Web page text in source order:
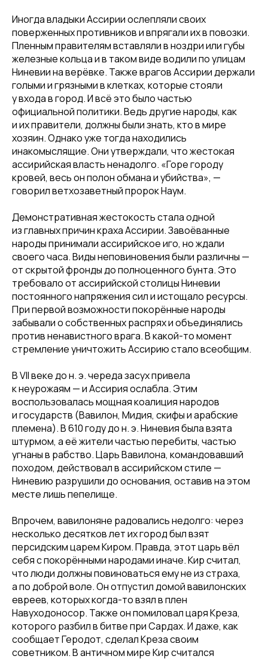
Иногда владыки Ассирии ослепляли своих
поверженных противников и впрягали их в повозки.
Пленным правителям вставляли в ноздри или губы
железные кольца и в таком виде водили по улицам
Ниневии на верёвке. Также врагов Ассирии держали
голыми и грязными в клетках, которые стояли
у входа в город. И всё это было частью
официальной политики. Ведь другие народы, как
и их правители, должны были знать, кто в мире
хозяин. Однако уже тогда находились
инакомыслящие. Они утверждали, что жестокая
ассирийская власть ненадолго. «Горе городу
кровей, весь он полон обмана и убийства», —
говорил ветхозаветный пророк Наум.
Демонстративная жестокость стала одной
из главных причин краха Ассирии. Завоёванные
народы принимали ассирийское иго, но ждали
своего часа. Виды неповиновения были различны —
от скрытой фронды до полноценного бунта. Это
требовало от ассирийской столицы Ниневии
постоянного напряжения сил и истощало ресурсы.
При первой возможности покорённые народы
забывали о собственных распрях и объединялись
против ненавистного врага. В какой-то момент
стремление уничтожить Ассирию стало всеобщим.
В VII веке до н. э. череда засух привела
к неурожаям — и Ассирия ослабла. Этим
воспользовалась мощная коалиция народов
и государств (Вавилон, Мидия, скифы и арабские
племена). В 610 году до н. э. Ниневия была взята
штурмом, а её жители частью перебиты, частью
угнаны в рабство. Царь Вавилона, командовавший
походом, действовал в ассирийском стиле —
Ниневию разрушили до основания, оставив на этом
месте лишь пепелище.
Впрочем, вавилоняне радовались недолго: через
несколько десятков лет их город был взят
персидским царем Киром. Правда, этот царь вёл
себя с покорёнными народами иначе. Кир считал,
что люди должны повиноваться ему не из страха,
а по доброй воле. Он отпустил домой вавилонских
евреев, которых когда-то взял в плен
Навуходоносор. Также он помиловал царя Креза,
которого разбил в битве при Сардах. И даже, как
сообщает Геродот, сделал Креза своим
советником. В античном мире Кир считался